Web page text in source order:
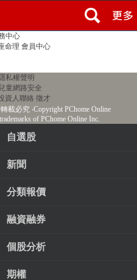
中心
命理 會員中心
隱私權聲明
童網路安全
資人聯絡 徵才
載必究‧Copyright PChome Online
of PChome Online Inc.
自選股
新聞
分類報價
融資融券
個股分析
期權